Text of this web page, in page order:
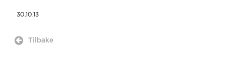
30.10.13
 Tilbake